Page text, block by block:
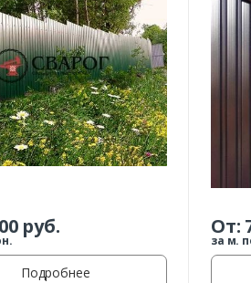
Заказать
Ваше имя*
руб.
Подробнее
От:
за м.